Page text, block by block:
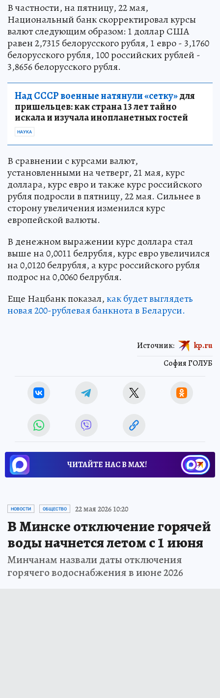
В частности, на пятницу, 22 мая,
Национальный банк скорректировал курсы
валют следующим образом: 1 доллар США
равен 2,7315 белорусского рубля, 1 евро - 3,1760
белорусского рубля, 100 российских рублей -
3,8656 белорусского рубля.
Над СССР военные натянули «сетку»для
пришельцев: как страна 13 лет тайно
искала и изучала инопланетных гостей
НАУКА
В сравнении с курсами валют,
установленными на четверг, 21 мая, курс
доллара, курс евро и также курс российского
рубля подросли в пятницу, 22 мая. Сильнее в
сторону увеличения изменился курс
европейской валюты.
В денежном выражении курс доллара стал
выше на 0,0011 белрубля, курс евро увеличился
на 0,0120 белрубля, а курс российского рубля
подрос на 0,0060 белрубля.
Еще Нацбанк показал,как будет выглядеть
новая 200-рублевая банкнота в Беларуси.
София ГОЛУБ
Источник: kp.ru
ЧИТАЙТЕ НАС В МАХ!
НОВОСТИ ОБЩЕСТВО 22 мая 2026 10:20
В Минске отключение горячей
воды начнется летом с 1 июня
Минчанам назвали даты отключения
горячего водоснабжения в июне 2026